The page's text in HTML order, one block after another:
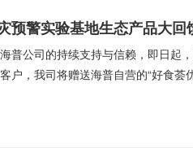
预警实验基地生态产品大回
普公司的持续支持与信赖，即日起
户，我司将赠送海普自营的“好食荟